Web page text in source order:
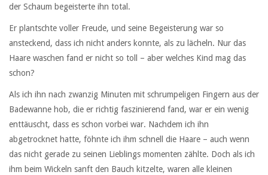
der Schaum begeisterte ihn total.
Er plantschte voller Freude, und seine Begeisterung war so
ansteckend, dass ich nicht anders konnte, als zu lächeln. Nur das
Haare waschen fand er nicht so toll – aber welches Kind mag das
schon?
Als ich ihn nach zwanzig Minuten mit schrumpeligen Fingern aus der
Badewanne hob, die er richtig faszinierend fand, war er ein wenig
enttäuscht, dass es schon vorbei war. Nachdem ich ihn
abgetrocknet hatte, föhnte ich ihm schnell die Haare – auch wenn
das nicht gerade zu seinen Lieblings momenten zählte. Doch als ich
ihm beim Wickeln sanft den Bauch kitzelte, waren alle kleinen